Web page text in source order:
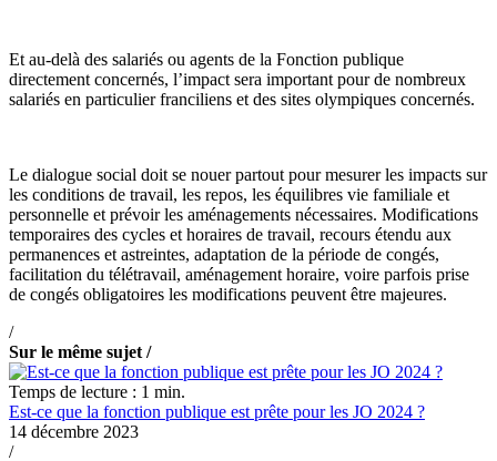
Et au-delà des salariés ou agents de la Fonction publique
directement concernés, l’impact sera important pour de nombreux
salariés en particulier franciliens et des sites olympiques concernés.
Le dialogue social doit se nouer partout pour mesurer les impacts sur
les conditions de travail, les repos, les équilibres vie familiale et
personnelle et prévoir les aménagements nécessaires. Modifications
temporaires des cycles et horaires de travail, recours étendu aux
permanences et astreintes, adaptation de la période de congés,
facilitation du télétravail, aménagement horaire, voire parfois prise
de congés obligatoires les modifications peuvent être majeures.
/
Sur le même sujet /
Temps de lecture : 1 min.
Est-ce que la fonction publique est prête pour les JO 2024 ?
14 décembre 2023
/